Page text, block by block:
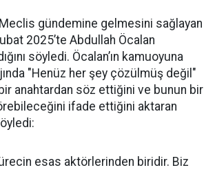
gündemine gelmesini sağlayan
2025’te Abdullah Öcalan
söyledi. Öcalan’ın kamuoyuna
"Henüz her şey çözülmüş değil"
anahtardan söz ettiğini ve bunun bir
ifade ettiğini aktaran
esas aktörlerinden biridir. Biz